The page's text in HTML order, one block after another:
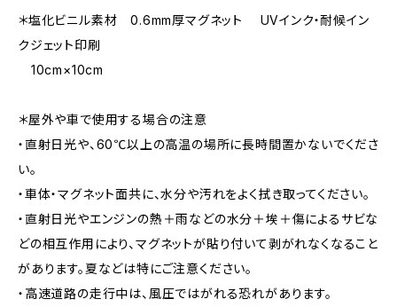
＊塩化ビニル素材 0.6mm厚マグネット UVインク・耐候イン
クジェット印刷
10cm×10cm
＊屋外や車で使用する場合の注意
・直射日光や、60℃以上の高温の場所に長時間置かないでくださ
い。
・車体・マグネット面共に、水分や汚れをよく拭き取ってください。
・直射日光やエンジンの熱＋雨などの水分＋埃＋傷によるサビな
どの相互作用により、マグネットが貼り付いて剥がれなくなること
があります。夏などは特にご注意ください。
・高速道路の走行中は、風圧ではがれる恐れがあります。